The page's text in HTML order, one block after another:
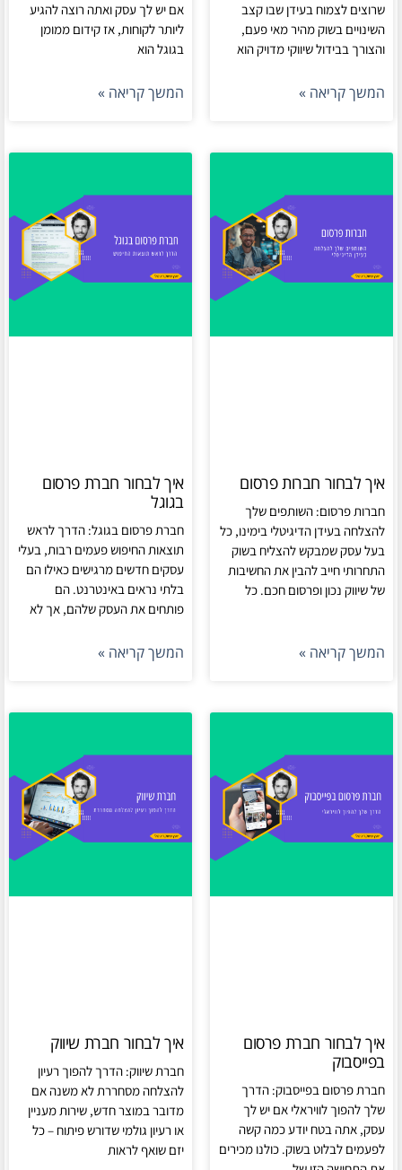
שרוצים לצמוח בעידן שבו קצב
השינויים בשוק מהיר מאי פעם,
והצורך בבידול שיווקי מדויק הוא
המשך קריאה »
אם יש לך עסק ואתה רוצה להגיע
ליותר לקוחות, אז קידום ממומן
בגוגל הוא
המשך קריאה »
איך לבחור חברות פרסום
חברות פרסום: השותפים שלך
להצלחה בעידן הדיגיטלי בימינו, כל
בעל עסק שמבקש להצליח בשוק
התחרותי חייב להבין את החשיבות
של שיווק נכון ופרסום חכם. כל
המשך קריאה »
איך לבחור חברת פרסום
בגוגל
חברת פרסום בגוגל: הדרך לראש
תוצאות החיפוש פעמים רבות, בעלי
עסקים חדשים מרגישים כאילו הם
בלתי נראים באינטרנט. הם
פותחים את העסק שלהם, אך לא
המשך קריאה »
איך לבחור חברת פרסום
בפייסבוק
חברת פרסום בפייסבוק: הדרך
שלך להפוך לוויראלי אם יש לך
עסק, אתה בטח יודע כמה קשה
לפעמים לבלוט בשוק. כולנו מכירים
איך לבחור חברת שיווק
חברת שיווק: הדרך להפוך רעיון
להצלחה מסחררת לא משנה אם
מדובר במוצר חדש, שירות מעניין
או רעיון גולמי שדורש פיתוח – כל
יזם שואף לראות